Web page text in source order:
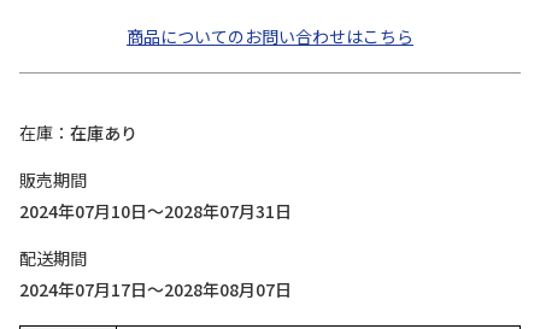
商品についてのお問い合わせはこちら
在庫
在庫あり
販売期間
2024年07月10日～2028年07月31日
配送期間
2024年07月17日～2028年08月07日